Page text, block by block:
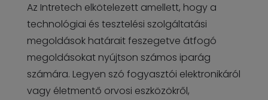
Az Intretech elkötelezett amellett, hogy a
technológiai és tesztelési szolgáltatási
megoldások határait feszegetve átfogó
megoldásokat nyújtson számos iparág
számára. Legyen szó fogyasztói elektronikáról
vagy életmentő orvosi eszközökről,